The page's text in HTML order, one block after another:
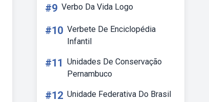
#9 Verbo Da Vida Logo
#10 Verbete De Enciclopédia
Infantil
#11 Unidades De Conservação
Pernambuco
#12 Unidade Federativa Do Brasil